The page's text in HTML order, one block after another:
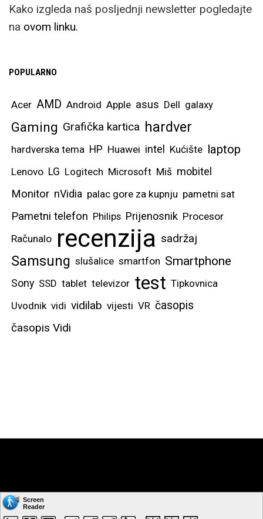
Kako izgleda naš posljednji newsletter pogledajte
na ovom linku.
POPULARNO
Acer AMD Android Apple asus Dell galaxy
Gaming Grafička kartica hardver
hardverska tema HP Huawei intel Kućište laptop
Lenovo LG Logitech Microsoft Miš mobitel
Monitor nVidia palac gore za kupnju pametni sat
Pametni telefon Philips Prijenosnik Procesor
Računalo recenzija sadržaj
Samsung slušalice smartfon Smartphone
Sony SSD tablet televizor test Tipkovnica
Uvodnik vidi vidilab vijesti VR časopis
časopis Vidi